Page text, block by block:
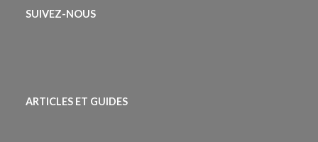
SUIVEZ-NOUS
ARTICLES ET GUIDES